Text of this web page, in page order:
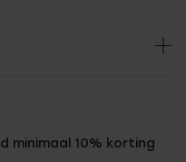
minimaal 10% korting